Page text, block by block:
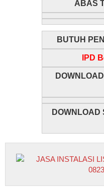
ABAS
BUTUH
IPD
DOWNLOAD